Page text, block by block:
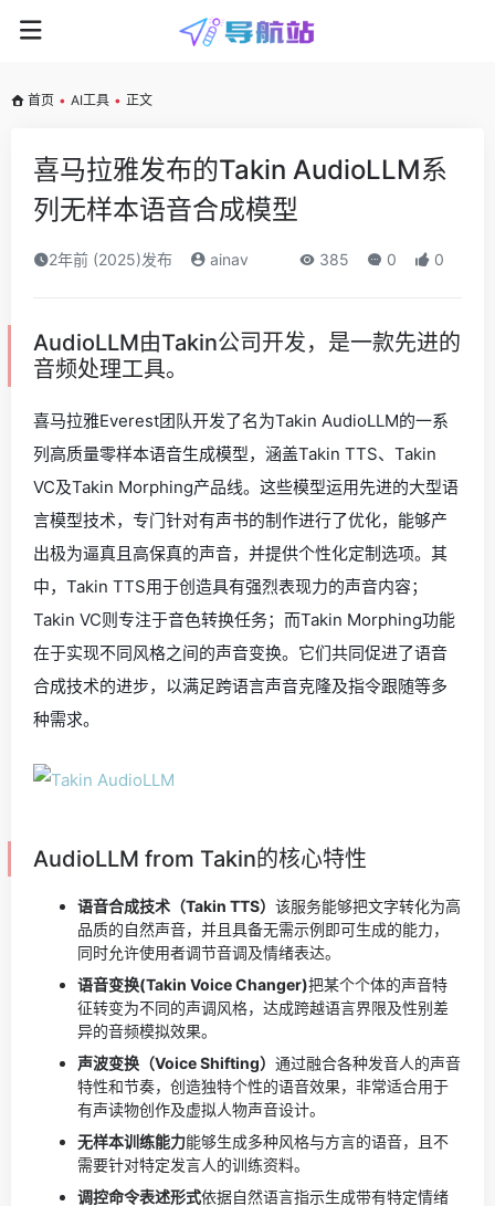
首页 • AI工具 • 正文
喜马拉雅发布的Takin AudioLLM系
列无样本语音合成模型
2年前 (2025)发布 ainav 385 0 0
AudioLLM由Takin公司开发，是一款先进的
音频处理工具。
喜马拉雅Everest团队开发了名为Takin AudioLLM的一系
列高质量零样本语音生成模型，涵盖Takin TTS、Takin
VC及Takin Morphing产品线。这些模型运用先进的大型语
言模型技术，专门针对有声书的制作进行了优化，能够产
出极为逼真且高保真的声音，并提供个性化定制选项。其
中，Takin TTS用于创造具有强烈表现力的声音内容；
Takin VC则专注于音色转换任务；而Takin Morphing功能
在于实现不同风格之间的声音变换。它们共同促进了语音
合成技术的进步，以满足跨语言声音克隆及指令跟随等多
种需求。
AudioLLM from Takin的核心特性
语音合成技术（Takin TTS） 该服务能够把文字转化为高
品质的自然声音，并且具备无需示例即可生成的能力，
同时允许使用者调节音调及情绪表达。
语音变换(Takin Voice Changer)把某个个体的声音特
征转变为不同的声调风格，达成跨越语言界限及性别差
异的音频模拟效果。
声波变换（Voice Shifting） 通过融合各种发音人的声音
特性和节奏，创造独特个性的语音效果，非常适合用于
有声读物创作及虚拟人物声音设计。
无样本训练能力能够生成多种风格与方言的语音，且不
需要针对特定发言人的训练资料。
调控命令表述形式依据自然语言指示生成带有特定情绪